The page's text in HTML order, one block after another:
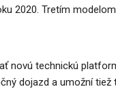
2020. Tretím
novú technickú
dojazd a umožní